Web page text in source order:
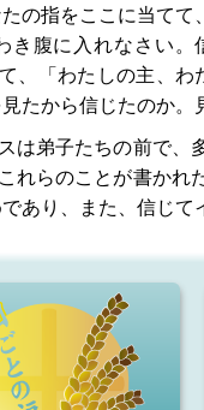
の指をここに当て
き腹に入れなさい
、「わたしの主、
たから信じたのか。
は弟子たちの前で、
これらのことが書かれ
あり、また、信じて